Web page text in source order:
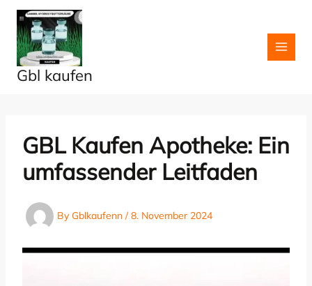
Skip
content
Gbl kaufen
GBL Kaufen Apotheke: Ein
umfassender Leitfaden
By Gblkaufenn /8. November 2024